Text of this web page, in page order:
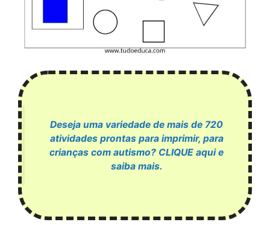
Deseja uma variedade de mais de 720
atividades prontas para imprimir, para
crianças com autismo? CLIQUE aqui e
saiba mais.